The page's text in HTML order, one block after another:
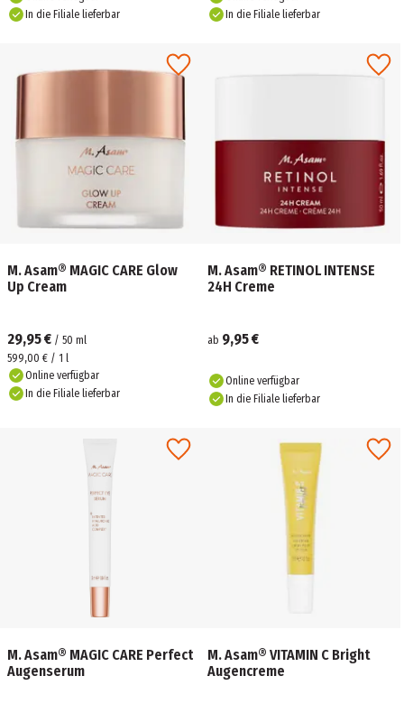
In die Filiale lieferbar
In die Filiale lieferbar
M. Asam® MAGIC CARE Glow
Up Cream
29,95 € / 50 ml
599,00 € / 1 l
Online verfügbar
In die Filiale lieferbar
M. Asam® RETINOL INTENSE
24H Creme
ab 9,95 €
Online verfügbar
In die Filiale lieferbar
M. Asam® MAGIC CARE Perfect
Augenserum
M. Asam® VITAMIN C Bright
Augencreme